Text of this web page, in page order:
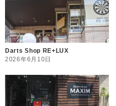
Darts Shop RE+LUX
2026年6月10日